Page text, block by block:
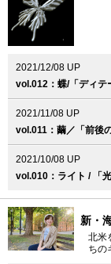
2021/12/08 UP
vol.012：蝶/「ディテ
2021/11/08 UP
vol.011：繭／「前後
2021/10/08 UP
vol.010：ライト / 「
新・
北米
ちの